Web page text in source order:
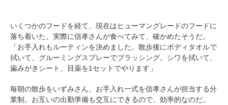
いくつかのフードを経て、現在はヒューマングレードのフードに
落ち着いた。実際に信孝さんが食べてみて、確かめたそうだ。
「お手入れもルーティンを決めました。散歩後にボディタオルで
拭いて、グルーミングスプレーでブラッシング。シワを拭いて、
歯みがきシート、目薬を1セットでやります」
毎朝の散歩をいずみさん、お手入れ一式を信孝さんが担当する分
業制。お互いの出勤準備も交互にできるので、効率的なのだ。